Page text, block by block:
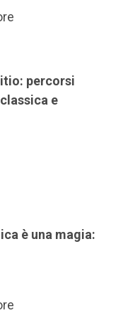
percorsi
e
è una magia: